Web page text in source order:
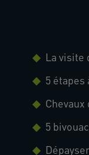
La visite
5 étapes
5